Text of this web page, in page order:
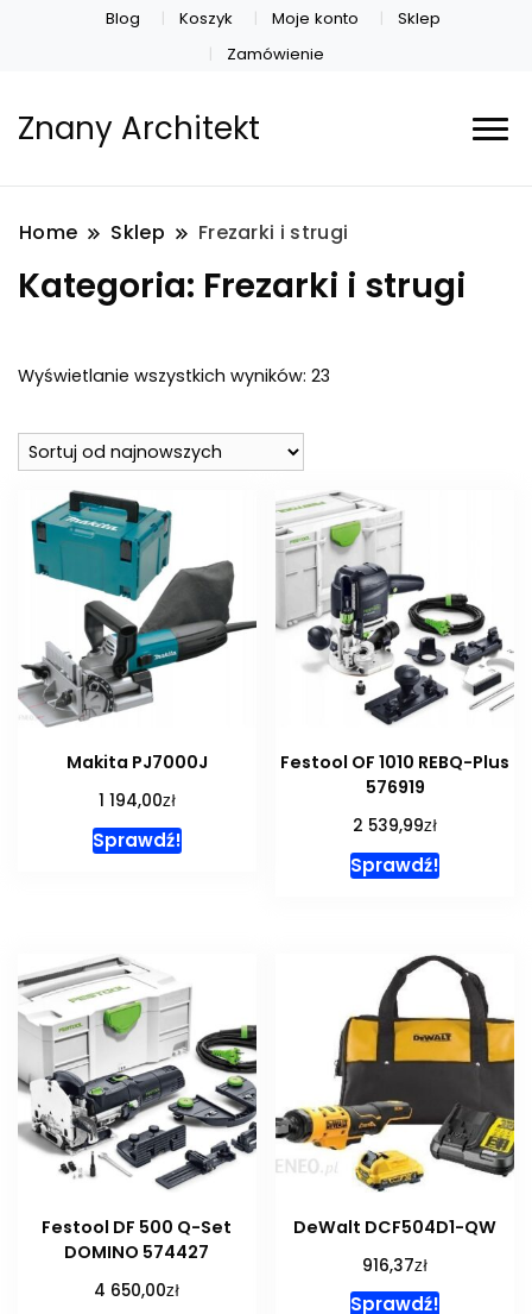
Blog Koszyk Moje konto
Sklep
Zamówienie
Znany Architekt
Home Sklep Frezarki i strugi
Kategoria: Frezarki i strugi
Wyświetlanie wszystkich wyników: 23
Makita PJ7000J
1 194,00zł
Sprawdź!
Festool OF 1010 REBQ-Plus
576919
2 539,99zł
Sprawdź!
Festool DF 500 Q-Set
DOMINO 574427
4 650,00zł
DeWalt DCF504D1-QW
916,37zł
Sprawdź!